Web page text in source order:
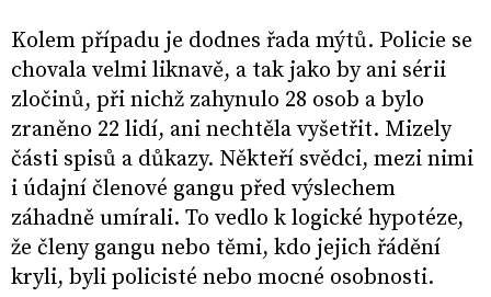
Kolem případu je dodnes řada mýtů. Policie se
chovala velmi liknavě, a tak jako by ani sérii
zločinů, při nichž zahynulo 28 osob a bylo
zraněno 22 lidí, ani nechtěla vyšetřit. Mizely
části spisů a důkazy. Někteří svědci, mezi nimi
i údajní členové gangu před výslechem
záhadně umírali. To vedlo k logické hypotéze,
že členy gangu nebo těmi, kdo jejich řádění
kryli, byli policisté nebo mocné osobnosti.